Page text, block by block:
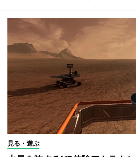
見る・遊ぶ